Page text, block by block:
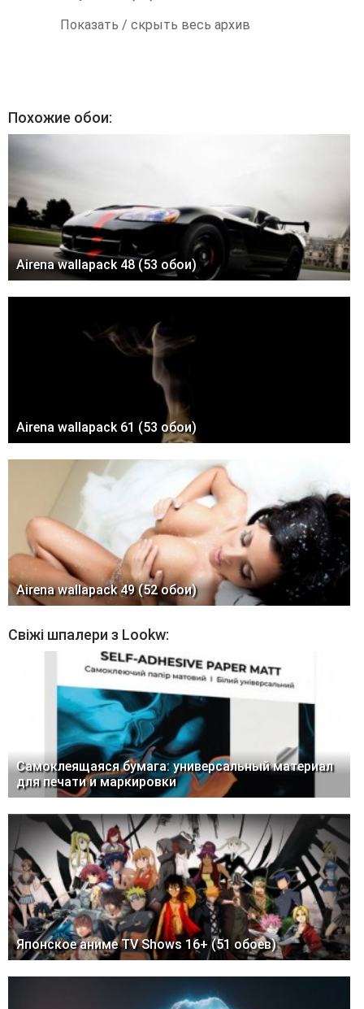
Показать / скрыть весь архив
Похожие обои:
Airena wallapack 48 (53 обои)
Airena wallapack 61 (53 обои)
Airena wallapack 49 (52 обои)
Свіжі шпалери з Lookw:
Самоклеящаяся бумага: универсальный материал
для печати и маркировки
Японское аниме TV Shows 16+ (51 обоев)